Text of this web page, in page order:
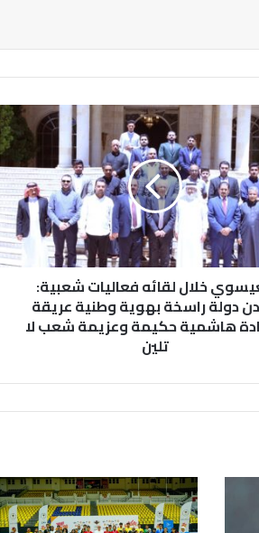
خلال لقائه فعاليات شعبية:
دولة راسخة بهوية وطنية عريقة
هاشمية حكيمة وعزيمة شعب لا
تلين